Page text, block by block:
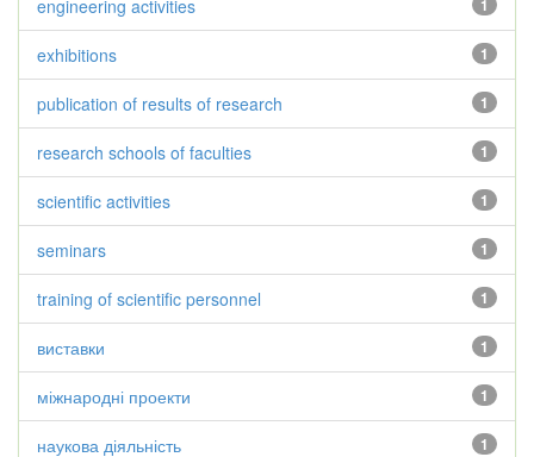
1
engineering activities
1
exhibitions
1
publication of results of research
1
research schools of faculties
1
scientific activities
1
seminars
1
training of scientific personnel
1
виставки
1
міжнародні проекти
1
наукова діяльність